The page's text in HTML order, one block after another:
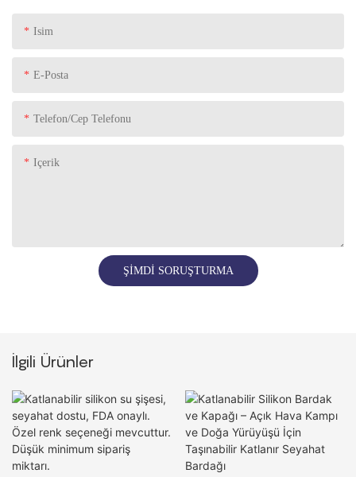
Isim
E-Posta
Telefon/Cep Telefonu
Içerik
ŞIMDI SORUŞTURMA
İlgili Ürünler